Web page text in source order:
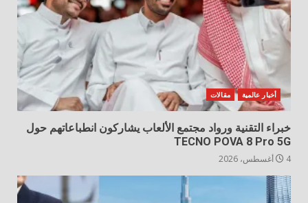
أخبار عالمية مقالات
خبراء التقنية ورواد مجتمع الألعاب يشاركون انطباعاتهم حول
TECNO POVA 8 Pro 5G
4 أغسطس، 2026